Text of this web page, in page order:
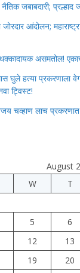
जबाबदारी; प्रल्हाद
आंदोलन;
धक्कादायक असमतोल!
घुले हत्या प्रकरणाला
ट्विस्ट!
चव्हाण लाच
August
W T
5 6
12 13
19 20